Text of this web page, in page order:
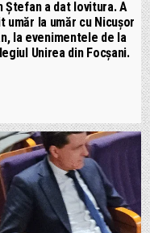
Ștefan a dat lovitura. A
umăr la umăr cu Nicușor
la evenimentele de la
Unirea din Focșani.